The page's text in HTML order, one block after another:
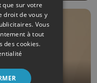
sur votre
droit de vous y
. Vous
à tout
des cookies.